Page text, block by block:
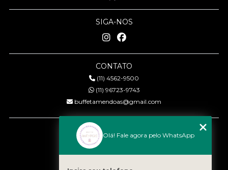
SIGA-NOS
CONTATO
(11) 4562-9500
(11) 96723-9743
buffetamendoas@gmail.com
MENU
Quem somos
Olá! Fale agora pelo WhatsApp